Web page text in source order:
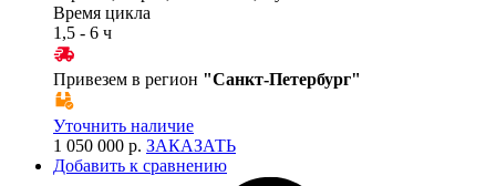
Время цикла
1,5 - 6 ч
Привезем в регион "Санкт-Петербург"
Уточнить наличие
1 050 000 р. ЗАКАЗАТЬ
Добавить к сравнению